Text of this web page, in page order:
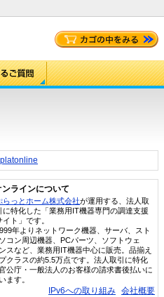
ラインについて
らっとホーム株式会社が運用する、法人取
に特化した「業務用IT機器専門の調達支援
イト」です。
年よりネットワーク機器、サーバ、スト
コン周辺機器、PCパーツ、ソフトウェ
スなど、業務用IT機器中心に販売。品揃え
クラスの約5.5万点です。法人取引に特化
公庁・一般法人のお客様の請求書後払いに
ます。
IPv6への取り組み 会社概要